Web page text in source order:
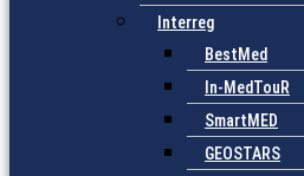
Interreg
BestMed
In-MedTouR
SmartMED
GEOSTARS